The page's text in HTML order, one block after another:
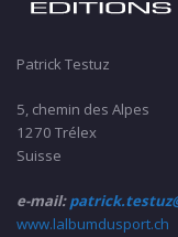
Patrick Testuz
5, chemin des Alpes
1270 Trélex
Suisse
e-mail:
www.lalbumdusport.ch